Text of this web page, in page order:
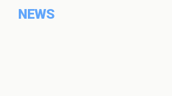
NEWS